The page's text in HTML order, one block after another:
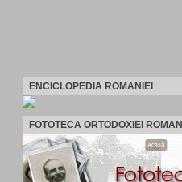
ENCICLOPEDIA ROMANIEI
FOTOTECA ORTODOXIEI